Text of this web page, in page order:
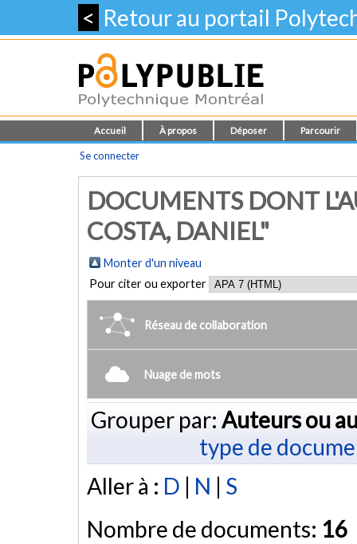
< Retour au portail
Accueil À propos Déposer Parcourir
Se connecter
DOCUMENTS DONT
COSTA, DANIEL"
Monter d'un niveau
Pour citer ou exporter
Réseau de collaboration
Nuage de mots
Grouper par: Auteurs ou
type de
Aller à : D | N | S
Nombre de documents: 16